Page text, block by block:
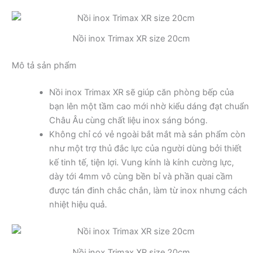
Nồi inox Trimax XR size 20cm
Mô tả sản phẩm
Nồi inox Trimax XR sẽ giúp căn phòng bếp của
bạn lên một tầm cao mới nhờ kiểu dáng đạt chuẩn
Châu Âu cùng chất liệu inox sáng bóng.
Không chỉ có vẻ ngoài bắt mắt mà sản phẩm còn
như một trợ thủ đắc lực của người dùng bởi thiết
kế tinh tế, tiện lợi. Vung kính là kính cường lực,
dày tới 4mm vô cùng bền bỉ và phần quai cầm
được tán đinh chắc chắn, làm từ inox nhưng cách
nhiệt hiệu quả.